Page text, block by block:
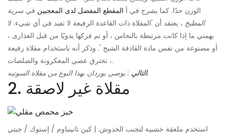
الوزن جدًا. كما يشرح في أ المقطع المفضل لدى المعجبين في سرية
المطبخ ، يعتقد أن 'المقلاة ذات القاعدة الرفيعة لا تفيد في أي شيء. لا
يهمني ما إذا كانت مرتبطة بالنحاس ، أو تم فركها يدويًا من قبل العذارى ،
أو مصنوعة من نفس مادة القاذفة الشبح '. وذكر أنه باستخدام مقلاة رفيعة
، تحترق عصي المعكرونة والصلصات.
التالي: يوصي بوردان بهذا النوع من مقلاة السوتيه.
2. مقلاة غير لاصقة
استخدم ملعقة خشبية لتجنب الخدوش. | كين تانينباوم / إستوك / جيتي